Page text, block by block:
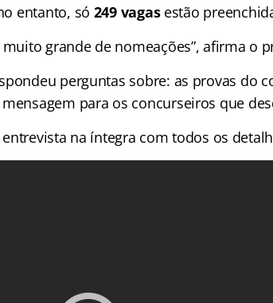
entanto, só 249 vagasestão
muito grande de nomeações”, afirma o
perguntas sobre: as provas do
para os concurseiros que
na íntegra com todos os